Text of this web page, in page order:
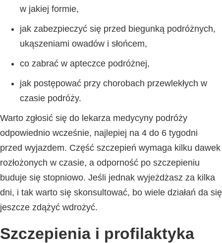
w jakiej formie,
jak zabezpieczyć się przed biegunką podróżnych,
ukąszeniami owadów i słońcem,
co zabrać w apteczce podróżnej,
jak postępować przy chorobach przewlekłych w
czasie podróży.
Warto zgłosić się do lekarza medycyny podróży
odpowiednio wcześnie, najlepiej na 4 do 6 tygodni
przed wyjazdem. Część szczepień wymaga kilku dawek
rozłożonych w czasie, a odporność po szczepieniu
buduje się stopniowo. Jeśli jednak wyjeżdżasz za kilka
dni, i tak warto się skonsultować, bo wiele działań da się
jeszcze zdążyć wdrożyć.
Szczepienia i profilaktyka